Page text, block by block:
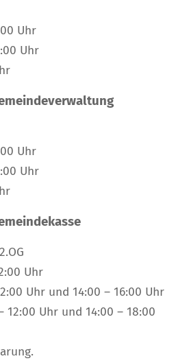
Uhr
Uhr
Uhr
Uhr
Uhr
Uhr und 14:00 – 16:00 Uhr
12:00 Uhr und 14:00 – 18:00